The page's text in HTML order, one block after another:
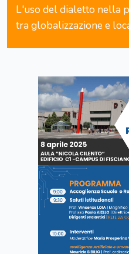
L'uso del dialetto nella
tra globalizzazione e